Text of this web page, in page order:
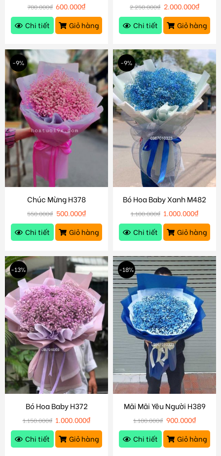
700.000₫ 600.000₫
Chi tiết
Giỏ hàng
2.250.000₫ 2.000.000₫
Chi tiết
Giỏ hàng
-9%
Chúc Mừng H378
550.000₫ 500.000₫
Chi tiết
Giỏ hàng
-9%
Bó Hoa Baby Xanh M482
1.100.000₫ 1.000.000₫
Chi tiết
Giỏ hàng
-13%
Bó Hoa Baby H372
1.150.000₫ 1.000.000₫
Chi tiết
Giỏ hàng
-18%
Mãi Mãi Yêu Người H389
1.100.000₫ 900.000₫
Chi tiết
Giỏ hàng